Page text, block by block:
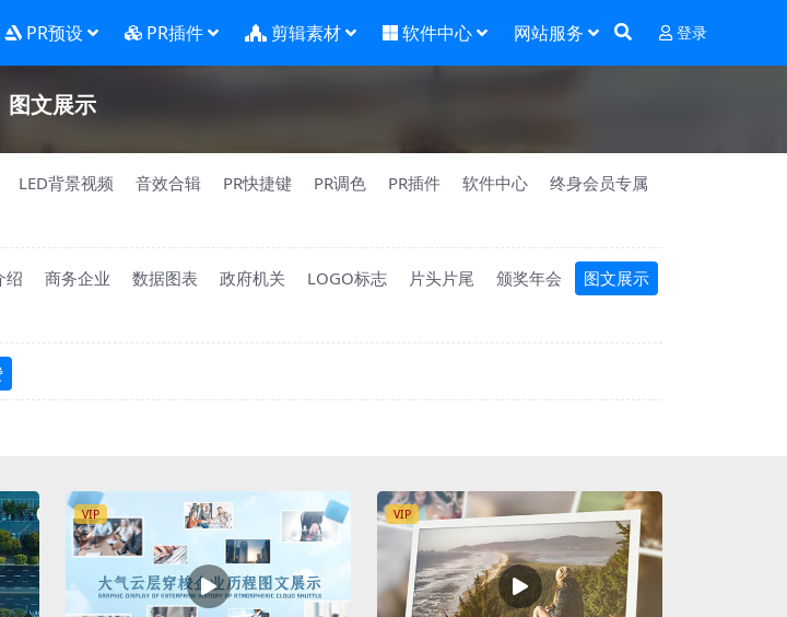
PR预设 PR插件 剪辑素材 软件中心 网站服务 登录
图文展示
LED背景视频 音效合辑 PR快捷键 PR调色 PR插件 软件中心
终身会员专属
绍 商务企业 数据图表 政府机关 LOGO标志 片头片尾 颁奖年会
图文展示
VIP VIP